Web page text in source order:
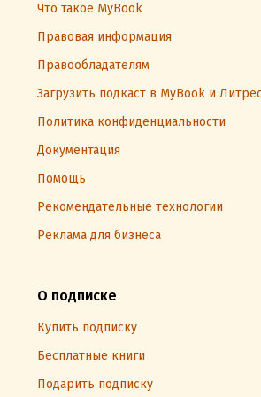
Что такое MyBook
Правовая информация
Правообладателям
Загрузить подкаст в MyBook и Литрес
Политика конфиденциальности
Документация
Помощь
Рекомендательные технологии
Реклама для бизнеса
О подписке
Купить подписку
Бесплатные книги
Подарить подписку